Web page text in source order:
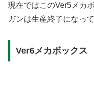
現在ではこのVer5メカ
ガンは生産終了になって
Ver6メカボックス